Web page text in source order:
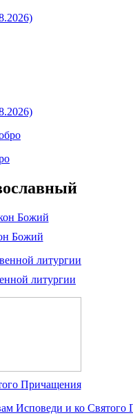
Божий
литургии
Причащения